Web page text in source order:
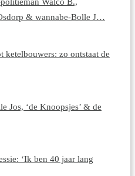
& wannabe-Bolle J…
ketelbouwers: zo ontstaat de
Jos, ‘de Knoopsjes’ & de
‘Ik ben 40 jaar lang